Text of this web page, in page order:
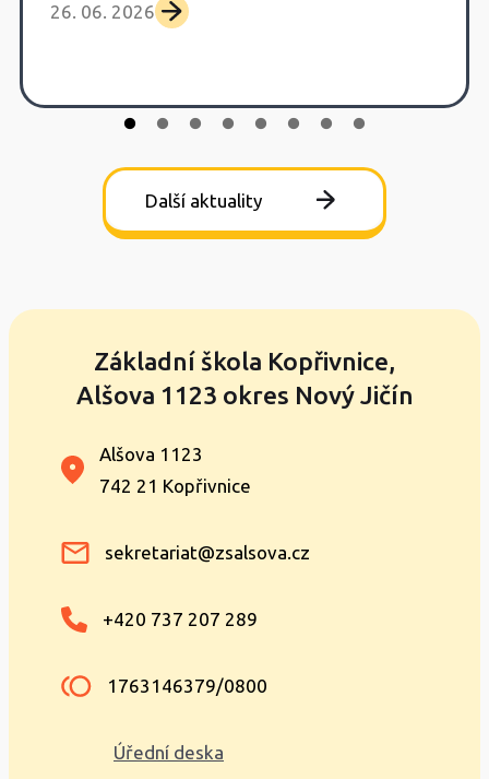
26. 06. 2026
Další aktuality
Základní škola Kopřivnice,
Alšova 1123 okres Nový Jičín
Alšova 1123
742 21 Kopřivnice
sekretariat@zsalsova.cz
+420 737 207 289
1763146379/0800
Úřední deska